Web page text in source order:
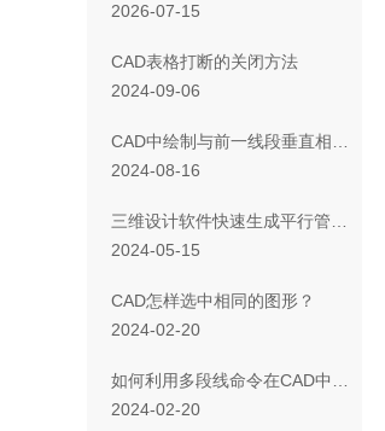
2026-07-15
CAD表格打断的关闭方法
2024-09-06
CAD中绘制与前一线段垂直相交的线段的方法
2024-08-16
三维设计软件快速生成平行管路或者U型管路的方法
2024-05-15
CAD怎样选中相同的图形？
2024-02-20
如何利用多段线命令在CAD中画三角形
2024-02-20